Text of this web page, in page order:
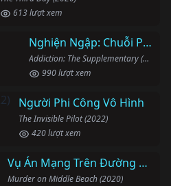
613 lượt xem
Nghiện Ngập: Chuỗi Phim Bổ Trợ
Addiction: The Supplementary (2007)
990 lượt xem
Người Phi Công Vô Hình
The Invisible Pilot (2022)
420 lượt xem
Vụ Án Mạng Trên Đường Middle Beach
Murder on Middle Beach (2020)